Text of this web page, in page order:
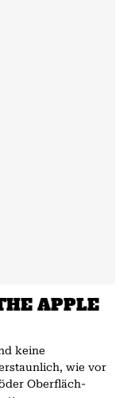
APPLE
keine
Oberfläch-